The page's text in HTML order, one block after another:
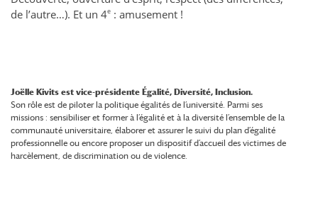
de l’autre…). Et un 4e : amusement !
Joëlle Kivits est vice-présidente Égalité, Diversité, Inclusion.
Son rôle est de piloter la politique égalités de l’université. Parmi ses
missions : sensibiliser et former à l’égalité et à la diversité l’ensemble de la
communauté universitaire, élaborer et assurer le suivi du plan d’égalité
professionnelle ou encore proposer un dispositif d’accueil des victimes de
harcèlement, de discrimination ou de violence.